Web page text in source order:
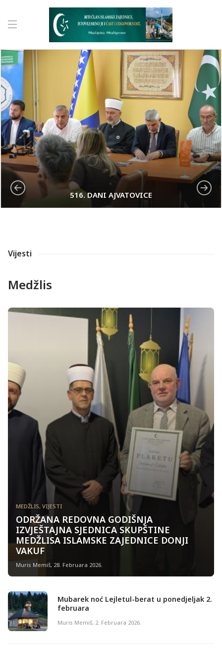
516. DANI AJVATOVICE
Vijesti
Medžlis
MEDŽLIS, VIJESTI
ODRŽANA REDOVNA GODIŠNJA
IZVJEŠTAJNA SJEDNICA SKUPŠTINE
MEDŽLISA ISLAMSKE ZAJEDNICE DONJI
VAKUF
Muris Memiš, 28. Februara 2026.
Mubarek noć Lejletul-berat u ponedjeljak 2.
februara
Muris Memiš, 2. Februara 2026.